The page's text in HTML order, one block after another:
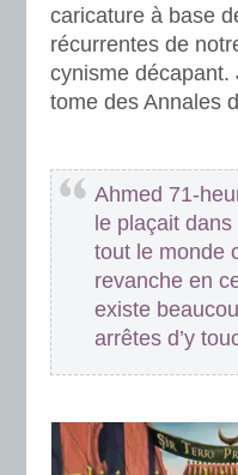
caricature à base
récurrentes de
cynisme décapant.
tome des Annales
Ahmed 71-
le plaçait
tout le monde
revanche en
existe
arrêtes d’y